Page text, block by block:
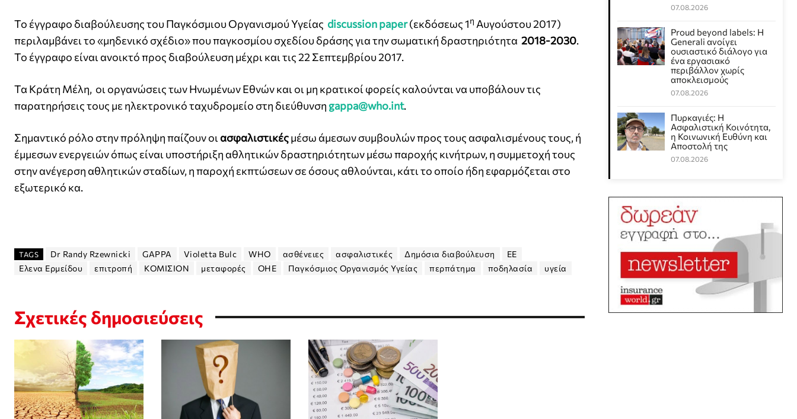
Το έγγραφο διαβούλευσης του Παγκόσμιου Οργανισμού Υγείας discussion paper(εκδόσεως 1η Αυγούστου 2017)
περιλαμβάνει το «μηδενικό σχέδιο» που παγκοσμίου σχεδίου δράσης για την σωματική δραστηριότητα 2018-2030.
Το έγγραφο είναι ανοικτό προς διαβούλευση μέχρι και τις 22 Σεπτεμβρίου 2017.
Τα Κράτη Μέλη, οι οργανώσεις των Ηνωμένων Εθνών και οι μη κρατικοί φορείς καλούνται να υποβάλουν τις
παρατηρήσεις τους με ηλεκτρονικό ταχυδρομείο στη διεύθυνσηgappa@who.int.
Σημαντικό ρόλο στην πρόληψη παίζουν οι ασφαλιστικέςμέσω άμεσων συμβουλών προς τους ασφαλισμένους τους, ή
έμμεσων ενεργειών όπως είναι υποστήριξη αθλητικών δραστηριότητων μέσω παροχής κινήτρων, η συμμετοχή τους
στην ανέγερση αθλητικών σταδίων, η παροχή εκπτώσεων σε όσους αθλούνται, κάτι το οποίο ήδη εφαρμόζεται στο
εξωτερικό κα.
TAGS Dr Randy Rzewnicki GAPPA Violetta Bulc WHO ασθένειες ασφαλιστικές Δημόσια διαβούλευση
ΕΕ
Ελενα Ερμείδου
επιτροπή ΚΟΜΙΣΙΟΝ μεταφορές ΟΗΕ Παγκόσμιος Οργανισμός Υγείας περπάτημα ποδηλασία υγεία
Σχετικές δημοσιεύσεις
07.08.2026
Proud beyond labels: Η
Generali ανοίγει
ουσιαστικό διάλογο για
ένα εργασιακό
περιβάλλον χωρίς
αποκλεισμούς
07.08.2026
Πυρκαγιές: Η
Ασφαλιστική Κοινότητα,
η Κοινωνική Ευθύνη και
Αποστολή της
07.08.2026